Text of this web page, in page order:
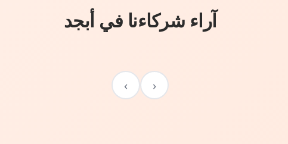
آراء شركاءنا في أبجد
‹
›